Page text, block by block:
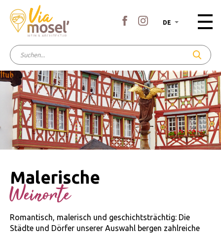
DE
Malerische
Weinorte
Romantisch, malerisch und geschichtsträchtig: Die
Städte und Dörfer unserer Auswahl bergen zahlreiche